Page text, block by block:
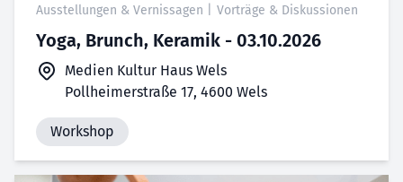
Ausstellungen & Vernissagen Vorträge & Diskussionen
Yoga, Brunch, Keramik - 03.10.2026
Medien Kultur Haus Wels
Pollheimerstraße 17, 4600 Wels
Workshop